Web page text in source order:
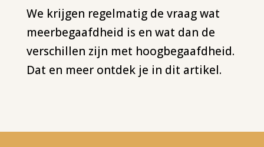
We krijgen regelmatig de vraag wat
meerbegaafdheid is en wat dan de
verschillen zijn met hoogbegaafdheid.
Dat en meer ontdek je in dit artikel.